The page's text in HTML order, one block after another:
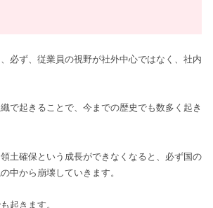
必ず、従業員の視野が社外中心ではなく、社内
で起きることで、今までの歴史でも数多く起き
土確保という成長ができなくなると、必ず国の
中から崩壊していきます。
起きます。